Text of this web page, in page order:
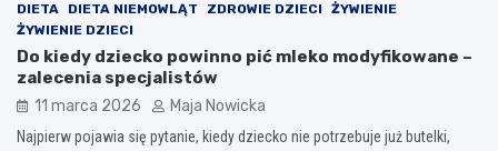
DIETA DIETA NIEMOWLĄT ZDROWIE DZIECI
ŻYWIENIE
ŻYWIENIE DZIECI
Do kiedy dziecko powinno pić mleko modyfikowane –
zalecenia specjalistów
11 marca 2026 Maja Nowicka
Najpierw pojawia się pytanie, kiedy dziecko nie potrzebuje już butelki,